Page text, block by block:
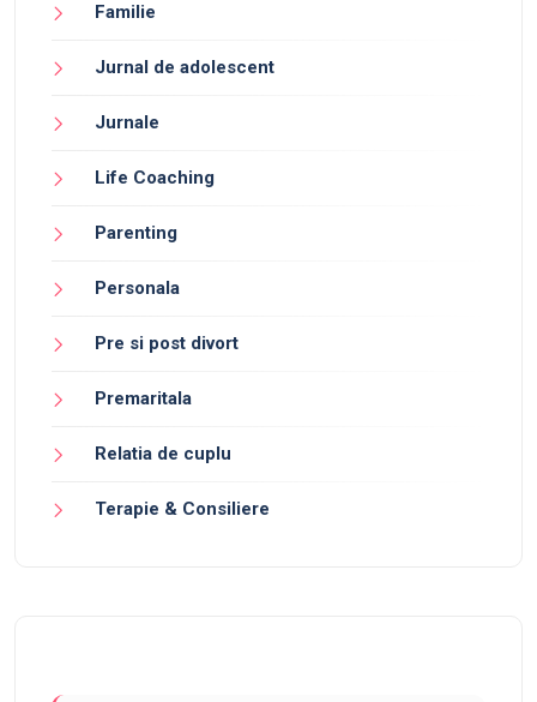
Familie
Jurnal de adolescent
Jurnale
Life Coaching
Parenting
Personala
Pre si post divort
Premaritala
Relatia de cuplu
Terapie & Consiliere